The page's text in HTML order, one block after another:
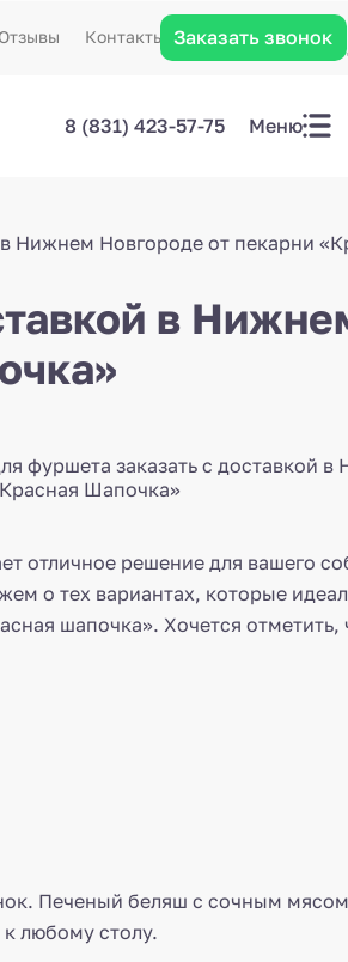
Отзывы Контакты Заказать звонок
8 (831) 423-57-75 Меню
Нижнем Новгороде от пекарни
в
отличное решение для вашего
о тех вариантах, которые
шапочка». Хочется отметить,
Печеный беляш с сочным
любому столу.